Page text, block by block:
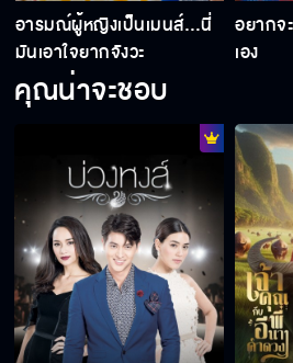
อยากจะรักแบบนี้ไ
ตามรอยเส้นทาง
ไม่อยากเป็นเพื่อ
อารมณ์ผู้หญิงเป็นเมนส์…นี่
มันเอาใจยากจังวะ
อยากจ
เอง
คุณน่าจะชอบ